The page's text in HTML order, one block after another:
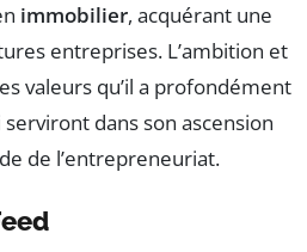
immobilier, acquérant une
entreprises. L’ambition et
valeurs qu’il a profondément
dans son ascension
de l’entrepreneuriat.